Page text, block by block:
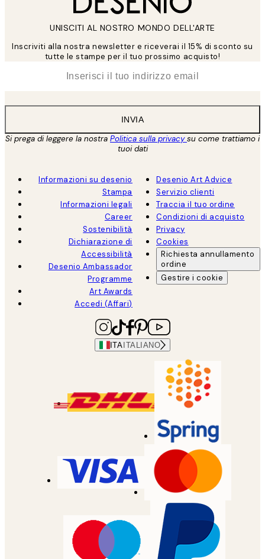
UNISCITI AL NOSTRO MONDO DELL'ARTE
Inscriviti alla nostra newsletter e riceverai il 15% di sconto su
tutte le stampe per il tuo prossimo acquisto!
INVIA
Si prega di leggere la nostra Politica sulla privacysu come trattiamo i
tuoi dati
Informazioni su desenio
Stampa
Informazioni legali
Career
Sostenibilità
Dichiarazione di
Accessibilità
Desenio Ambassador
Programme
Art Awards
Accedi (Affari)
Desenio Art Advice
Servizio clienti
Traccia il tuo ordine
Condizioni di acquisto
Privacy
Cookies
Richiesta annullamento
ordine
Gestire i cookie
ITA ITALIANO